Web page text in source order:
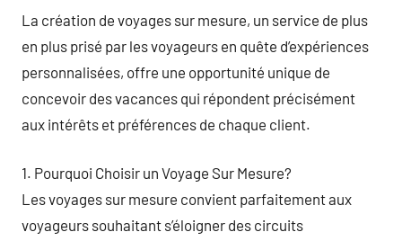
La création de voyages sur mesure, un service de plus
en plus prisé par les voyageurs en quête d’expériences
personnalisées, offre une opportunité unique de
concevoir des vacances qui répondent précisément
aux intérêts et préférences de chaque client.
1. Pourquoi Choisir un Voyage Sur Mesure?
Les voyages sur mesure convient parfaitement aux
voyageurs souhaitant s’éloigner des circuits